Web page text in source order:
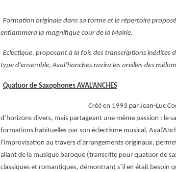
Formation originale dans sa forme et le répertoire
enflammera la magnifique cour de la Mairie.
Eclectique, proposant à la fois des transcriptions inédites
type d’ensemble, Aval’hanches ravira les oreilles des
Quatuor de Saxophones AVAL’ANCHES
Créé en 1993 par Jean-Luc
d’horizons divers, mais partageant une même passion : le
formations habituelles par son éclectisme musical,
l’improvisation au travers d’arrangements originaux,
allant de la musique baroque (transcrite pour quatuor de
classiques et romantiques, démontrant s’il en était besoin